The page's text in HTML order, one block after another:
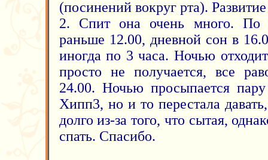
(посинений вокруг рта).
2. Спит она очень много. По
раньше 12.00, дневной сон в
иногда по 3 часа. Ночью
просто не получается, все
24.00. Ночью просыпается
Хипп3, но и то перестала
долго из-за того, что сытая,
спать. Спасибо.